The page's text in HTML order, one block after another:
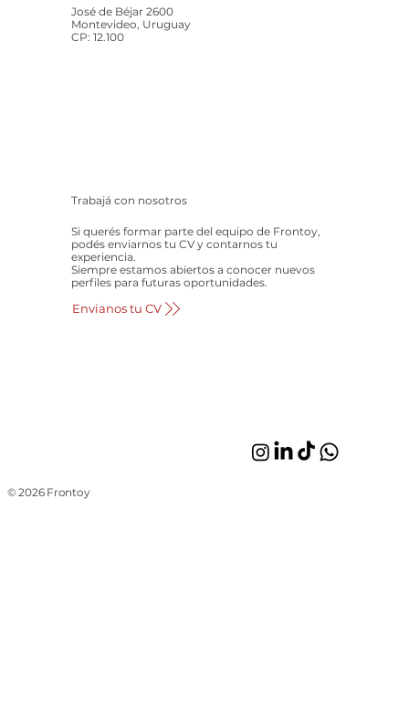
© 2026 Frontoy
José de Béjar 2600
Montevideo, Uruguay
CP: 12.100
Trabajá con nosotros
Si querés formar parte del equipo de Frontoy,
podés enviarnos tu CV y contarnos tu
experiencia.
Siempre estamos abiertos a conocer nuevos
perfiles para futuras oportunidades.
Envianos tu CV